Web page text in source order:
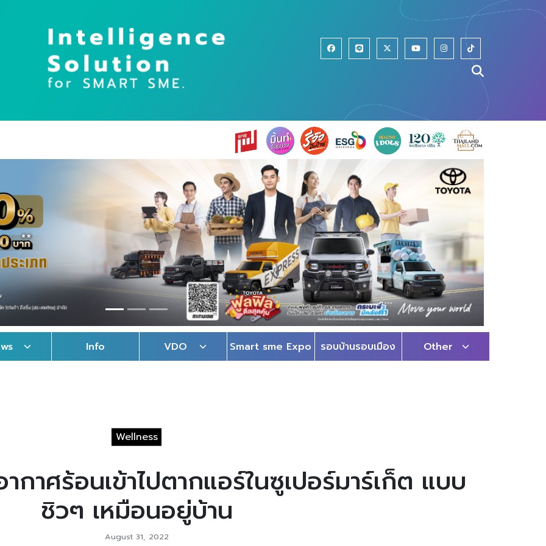
Info VDO Smart sme Expo รอบบ้านรอบเมือง Other
Wellness
าศร้อนเข้าไปตากแอร์ในซูเปอร์มาร์เก็ต แบบ
ชิวๆ เหมือนอยู่บ้าน
August 31, 2022